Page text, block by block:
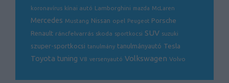
koronavírus kínai autó Lamborghini mazda McLaren
Mercedes Mustang Nissan opel Peugeot Porsche
Renault ráncfelvarrás skoda sportkocsi SUV suzuki
szuper-sportkocsi tanulmány tanulmányautó Tesla
Toyota tuning V8 versenyautó Volkswagen Volvo